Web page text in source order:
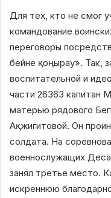
Для тех, кто не смог
командование
переговоры
бейне қоңырау». Так,
воспитательной и
части 26363 капитан
матерью рядового
Ақжигитовой. Он
солдата. На
военнослужащих
занял третье место.
искреннюю